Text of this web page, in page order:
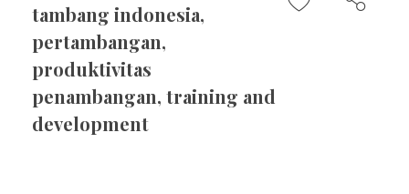
tambang indonesia,
pertambangan,
produktivitas
penambangan, training and
development